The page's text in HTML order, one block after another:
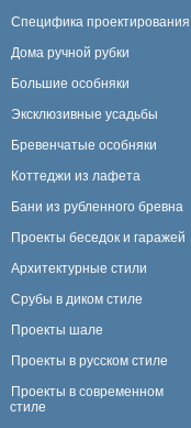
Специфика проектирования
Дома ручной рубки
Большие особняки
Эксклюзивные усадьбы
Бревенчатые особняки
Коттеджи из лафета
Бани из рубленного бревна
Проекты беседок и гаражей
Архитектурные стили
Срубы в диком стиле
Проекты шале
Проекты в русском стиле
Проекты в современном
стиле